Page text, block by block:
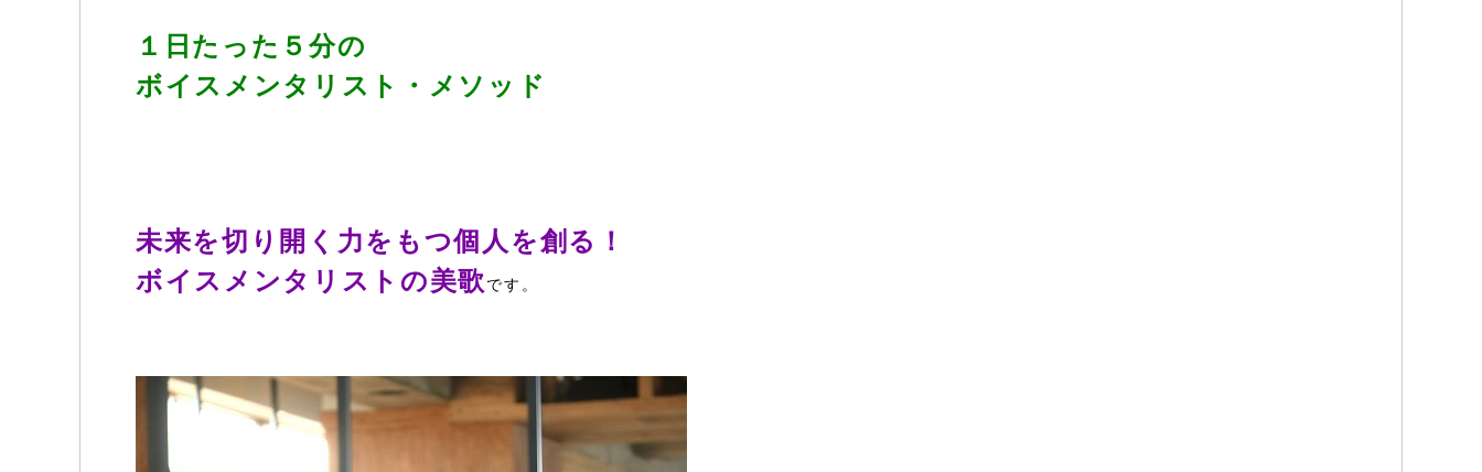
１日たった５分の
ボイスメンタリスト・メソッド
未来を切り開く力をもつ個人を創る！
ボイスメンタリストの美歌です。